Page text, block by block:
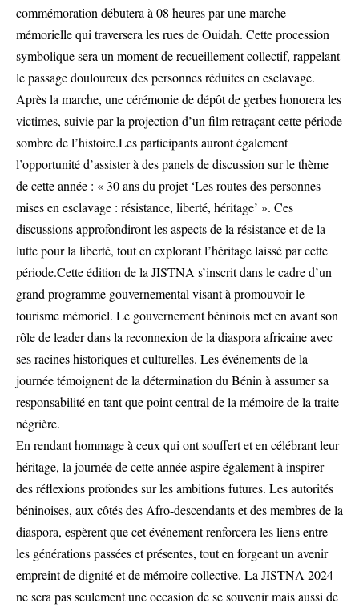
commémoration débutera à 08 heures par une marche
mémorielle qui traversera les rues de Ouidah. Cette procession
symbolique sera un moment de recueillement collectif, rappelant
le passage douloureux des personnes réduites en esclavage.
Après la marche, une cérémonie de dépôt de gerbes honorera les
victimes, suivie par la projection d’un film retraçant cette période
sombre de l’histoire.Les participants auront également
l’opportunité d’assister à des panels de discussion sur le thème
de cette année : « 30 ans du projet ‘Les routes des personnes
mises en esclavage : résistance, liberté, héritage’ ». Ces
discussions approfondiront les aspects de la résistance et de la
lutte pour la liberté, tout en explorant l’héritage laissé par cette
période.Cette édition de la JISTNA s’inscrit dans le cadre d’un
grand programme gouvernemental visant à promouvoir le
tourisme mémoriel. Le gouvernement béninois met en avant son
rôle de leader dans la reconnexion de la diaspora africaine avec
ses racines historiques et culturelles. Les événements de la
journée témoignent de la détermination du Bénin à assumer sa
responsabilité en tant que point central de la mémoire de la traite
négrière.
En rendant hommage à ceux qui ont souffert et en célébrant leur
héritage, la journée de cette année aspire également à inspirer
des réflexions profondes sur les ambitions futures. Les autorités
béninoises, aux côtés des Afro-descendants et des membres de la
diaspora, espèrent que cet événement renforcera les liens entre
les générations passées et présentes, tout en forgeant un avenir
empreint de dignité et de mémoire collective. La JISTNA 2024
ne sera pas seulement une occasion de se souvenir mais aussi de